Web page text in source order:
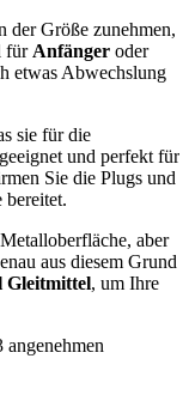
der Größe zunehmen,
für Anfänger oder
etwas Abwechslung
sie für die
und perfekt für
Sie die Plugs und
bereitet.
aber
aus diesem Grund
Gleitmittel, um Ihre